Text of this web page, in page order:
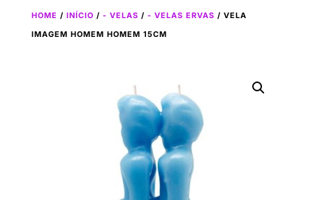
HOME / INÍCIO / - VELAS / - VELAS ERVAS / VELA
IMAGEM HOMEM HOMEM 15CM